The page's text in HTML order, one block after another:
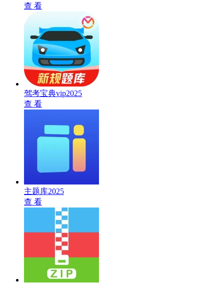
查 看
驾考宝典vip2025
查 看
主题库2025
查 看